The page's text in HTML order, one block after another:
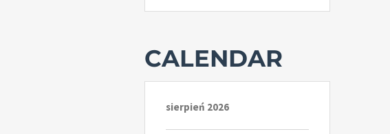
CALENDAR
sierpień 2026